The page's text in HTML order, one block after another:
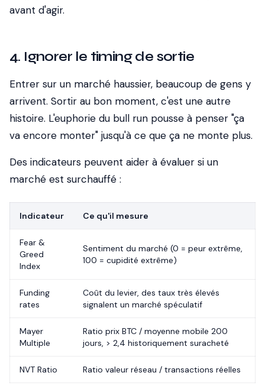
avant d'agir.
4. Ignorer le timing de sortie
Entrer sur un marché haussier, beaucoup de gens y
arrivent. Sortir au bon moment, c'est une autre
histoire. L'euphorie du bull run pousse à penser "ça
va encore monter" jusqu'à ce que ça ne monte plus.
Des indicateurs peuvent aider à évaluer si un
marché est surchauffé :
Indicateur Ce qu'il mesure
Fear &
Greed
Index
Sentiment du marché (0 = peur extrême,
100 = cupidité extrême)
Funding
rates
Coût du levier, des taux très élevés
signalent un marché spéculatif
Mayer
Multiple
Ratio prix BTC / moyenne mobile 200
jours, > 2,4 historiquement suracheté
NVT Ratio Ratio valeur réseau / transactions réelles